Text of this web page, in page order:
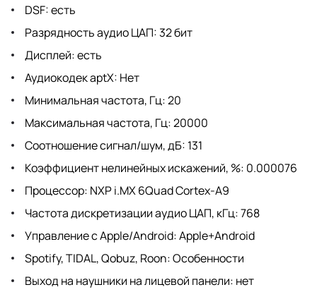
DSF: есть
Разрядность аудио ЦАП: 32 бит
Дисплей: есть
Аудиокодек aptX: Нет
Минимальная частота, Гц: 20
Максимальная частота, Гц: 20000
Соотношение сигнал/шум, дБ: 131
Коэффициент нелинейных искажений, %: 0.000076
Процессор: NXP i.MX 6Quad Cortex-A9
Частота дискретизации аудио ЦАП, кГц: 768
Управление с Apple/Android: Apple+Android
Spotify, TIDAL, Qobuz, Roon: Особенности
Выход на наушники на лицевой панели: нет